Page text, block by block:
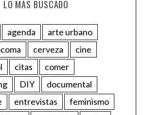
LO MÁS BUSCADO
agenda
arte urbano
cerveza
cine
citas
comer
DIY
documental
entrevistas
feminismo